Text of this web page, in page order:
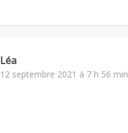
Léa
12 septembre 2021 à 7 h 56 min